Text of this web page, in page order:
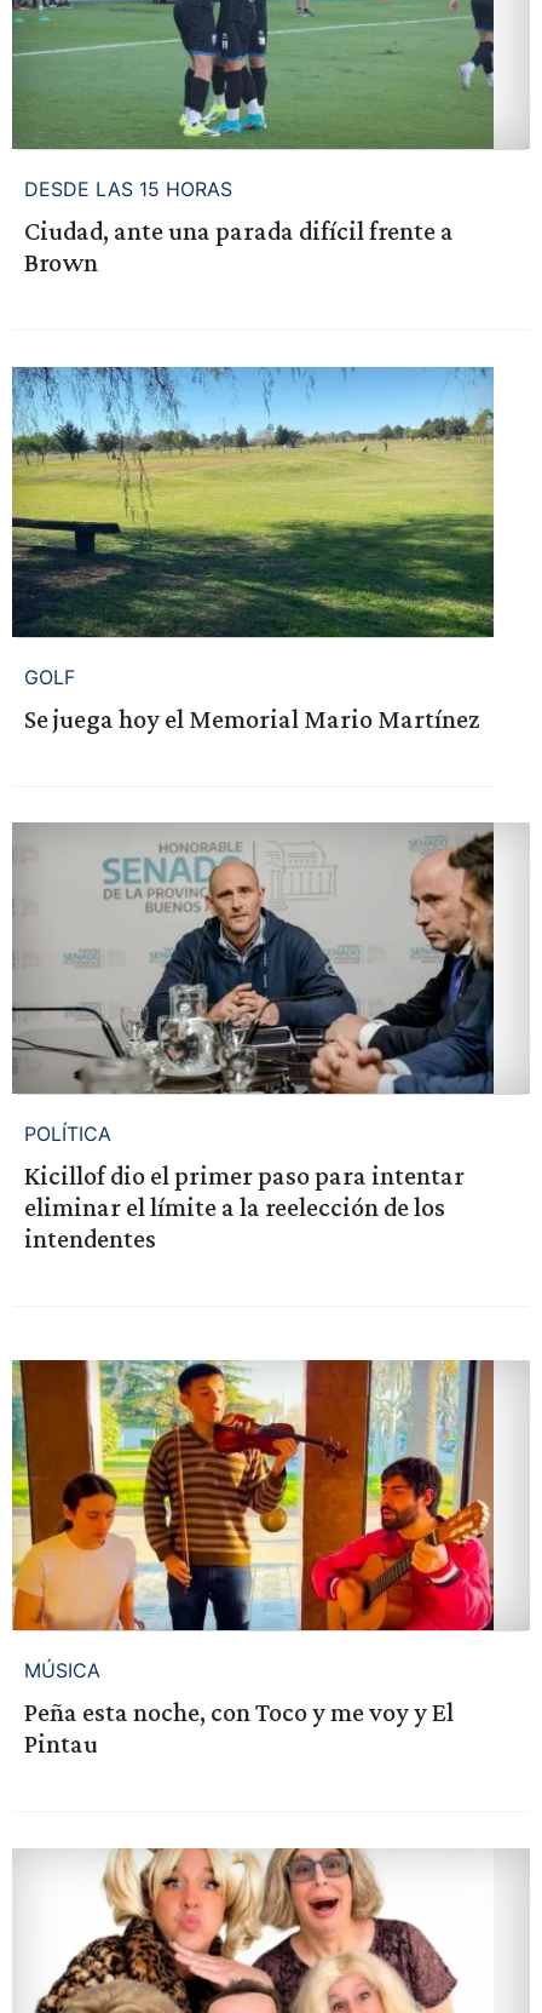
DESDE LAS 15 HORAS
Ciudad, ante una parada difícil frente a
Brown
GOLF
Se juega hoy el Memorial Mario Martínez
POLÍTICA
Kicillof dio el primer paso para intentar
eliminar el límite a la reelección de los
intendentes
MÚSICA
Peña esta noche, con Toco y me voy y El
Pintau